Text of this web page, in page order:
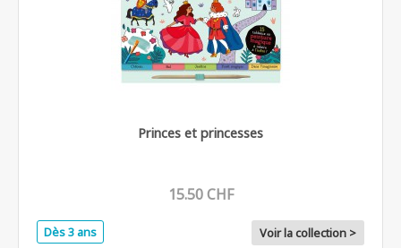
Princes et princesses
15.50 CHF
Dès 3 ans Voir la collection >